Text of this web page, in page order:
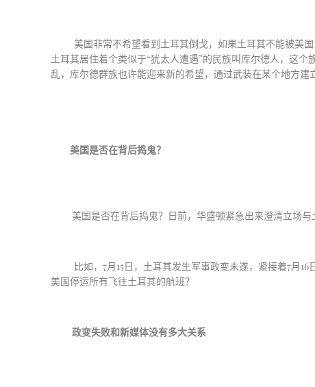
美国非常不希望看到土耳其倒戈，如果土耳其不能被美
土耳其居住着个类似于“犹太人遭遇”的民族叫库尔德人，这个
乱，库尔德群族也许能迎来新的希望，通过武装在某个地方
美国是否在背后捣鬼？
美国是否在背后捣鬼？日前，华盛顿紧急出来澄清立场
比如，7月15日，土耳其发生军事政变未遂，紧接着7月16
美国停运所有飞往土耳其的航班？
政变失败和新媒体没有多大关系